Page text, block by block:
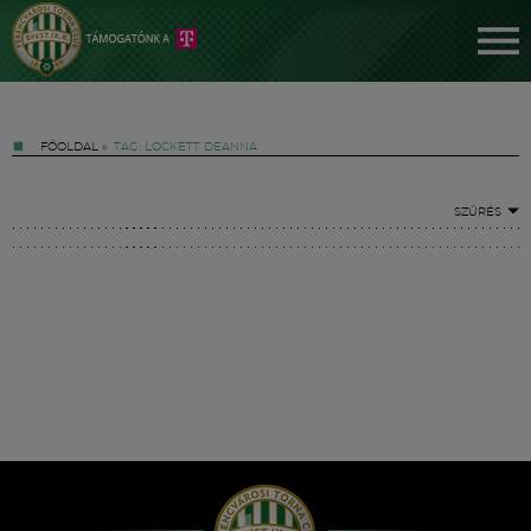
FŐOLDAL » TAG: LOCKETT DEANNA
SZŰRÉS
Hírek